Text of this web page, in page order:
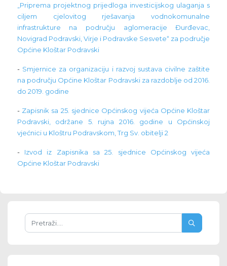
„Priprema projektnog prijedloga investicijskog ulaganja s
ciljem cjelovitog rješavanja vodnokomunalne
infrastrukture na području aglomeracije Đurđevac,
Novigrad Podravski, Virje i Podravske Sesvete“ za područje
Općine Kloštar Podravski
- Smjernice za organizaciju i razvoj sustava civilne zaštite
na području Općine Kloštar Podravski za razdoblje od 2016.
do 2019. godine
- Zapisnik sa 25. sjednice Općinskog vijeća Općine Kloštar
Podravski, održane 5. rujna 2016. godine u Općinskoj
vjećnici u Kloštru Podravskom, Trg Sv. obitelji 2
- Izvod iz Zapisnika sa 25. sjednice Općinskog vijeća
Općine Kloštar Podravski